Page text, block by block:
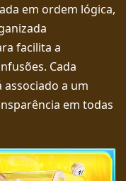
em ordem lógica,
facilita a
Cada
a um
em todas